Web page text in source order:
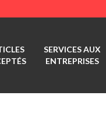
SERVICES AUX
ENTREPRISES